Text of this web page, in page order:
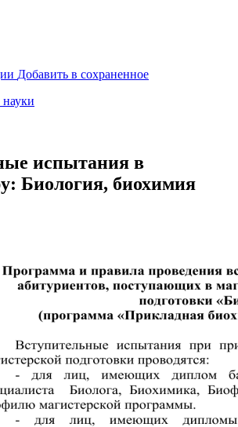
Добавить в сохраненное
испытания в
Биология, биохимия